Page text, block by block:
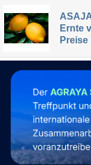
Ernte